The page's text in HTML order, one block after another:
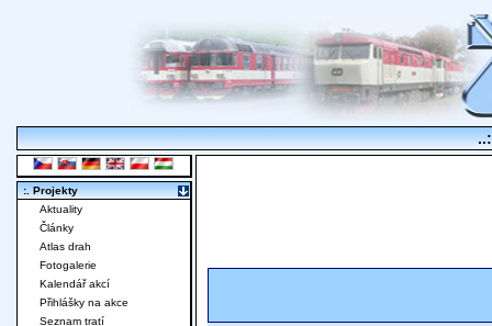
:. Projekty
Aktuality
Články
Atlas drah
Fotogalerie
Kalendář akcí
Přihlášky na akce
Seznam tratí